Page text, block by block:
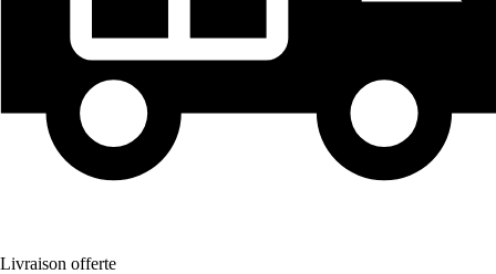
Livraison offerte